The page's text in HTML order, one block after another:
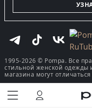
КУПИТЬ В ОДИН
1995-2026 © Pompa. Все
стильной женской одежды
магазина могут